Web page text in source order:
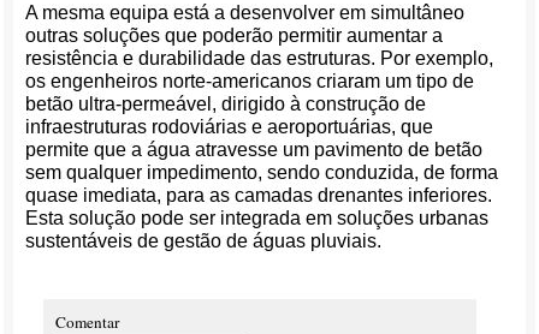
A mesma equipa está a desenvolver em simultâneo
outras soluções que poderão permitir aumentar a
resistência e durabilidade das estruturas. Por exemplo,
os engenheiros norte-americanos criaram um tipo de
betão ultra-permeável, dirigido à construção de
infraestruturas rodoviárias e aeroportuárias, que
permite que a água atravesse um pavimento de betão
sem qualquer impedimento, sendo conduzida, de forma
quase imediata, para as camadas drenantes inferiores.
Esta solução pode ser integrada em soluções urbanas
sustentáveis de gestão de águas pluviais.
Comentar